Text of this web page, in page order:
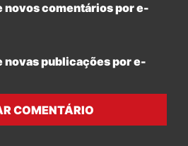
comentários por e-
publicações por e-
COMENTÁRIO